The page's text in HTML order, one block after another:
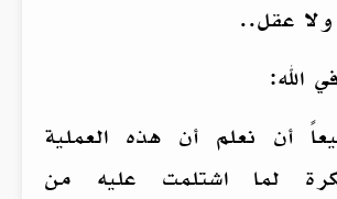
عقل..
الله:
أن نعلم أن هذه العملية
لما اشتلمت عليه من